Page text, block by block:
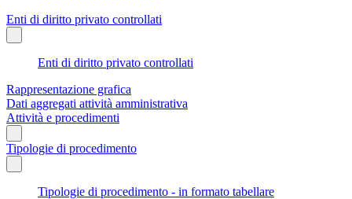
Enti di diritto privato controllati
Enti di diritto privato controllati
Rappresentazione grafica
Dati aggregati attività amministrativa
Attività e procedimenti
Tipologie di procedimento
Tipologie di procedimento - in formato tabellare